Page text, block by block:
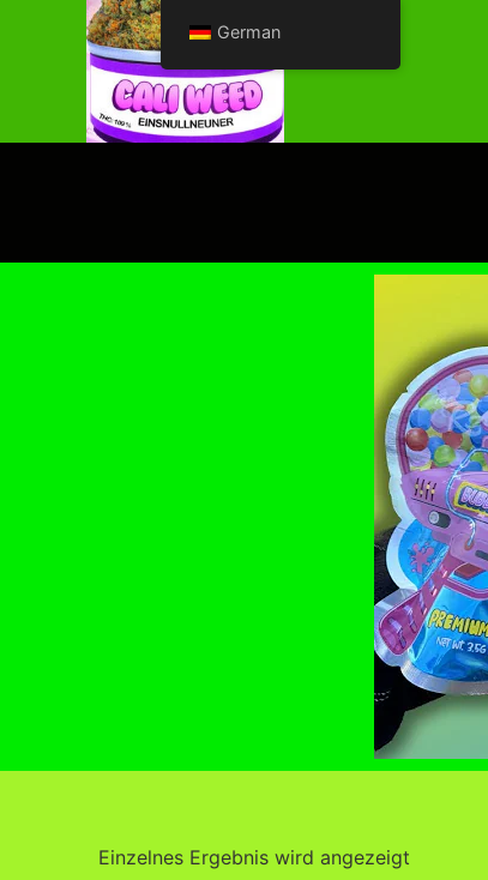
Einzelnes Ergebnis wird angezeigt
German